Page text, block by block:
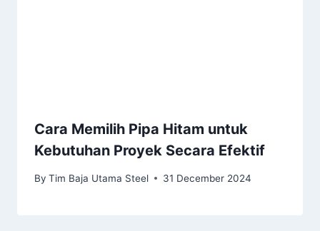
Cara Memilih Pipa Hitam untuk
Kebutuhan Proyek Secara Efektif
By Tim Baja Utama Steel 31 December 2024